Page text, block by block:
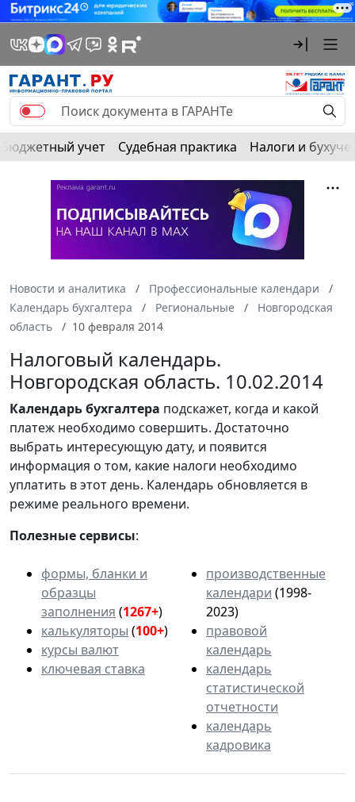
Бюджетный учет Судебная практика Налоги и
Новости и аналитика
Профессиональные календари
Календарь бухгалтера
Региональные
Новгородская
область
10 февраля 2014
Налоговый календарь.
Новгородская область. 10.02.2014
Календарьбухгалтера подскажет, когда и какой
платеж необходимо совершить. Достаточно
выбрать интересующую дату, и появится
информация о том, какие налоги необходимо
уплатить в этот день. Календарь обновляется в
режиме реального времени.
Полезные сервисы:
формы, бланки и
образцы
заполнения (1267+)
калькуляторы (100+)
курсы валют
ключевая ставка
производственные
календари (1998-
2023)
правовой
календарь
календарь
статистической
отчетности
календарь
кадровика